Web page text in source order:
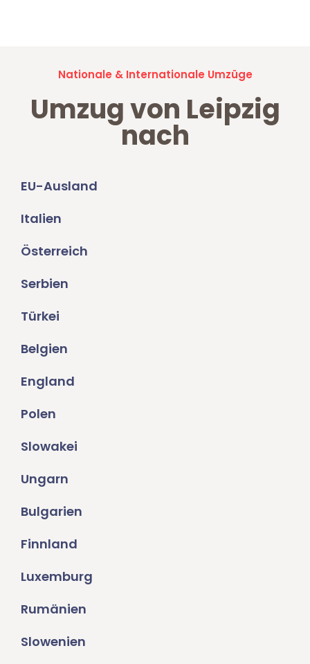
Nationale & Internationale Umzüge
Umzug von Leipzig
nach
EU-Ausland
Italien
Österreich
Serbien
Türkei
Belgien
England
Polen
Slowakei
Ungarn
Bulgarien
Finnland
Luxemburg
Rumänien
Slowenien